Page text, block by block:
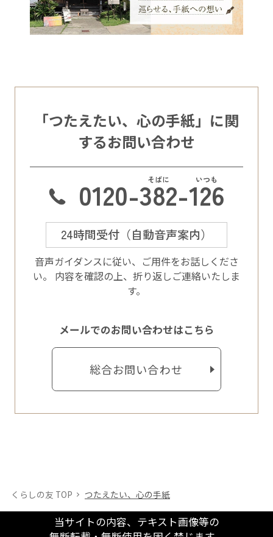
「つたえたい、心の手紙」に関
するお問い合わせ
0120-382-126
24時間受付（自動音声案内）
⾳声ガイダンスに従い、ご⽤件をお話しくださ
い。
内容を確認の上、折り返しご連絡いたしま
す。
メールでのお問い合わせはこちら
総合お問い合わせ
くらしの友 TOP つたえたい、心の手紙
当サイトの内容、テキスト画像等の